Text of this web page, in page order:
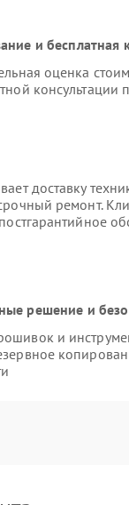
и бесплатная
оценка
консультации
доставку
ремонт.
решение и
и